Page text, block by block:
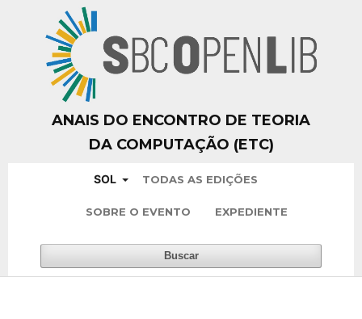
ANAIS DO ENCONTRO DE TEORIA
DA COMPUTAÇÃO (ETC)
SOL TODAS AS EDIÇÕES
SOBRE O EVENTO EXPEDIENTE
Buscar